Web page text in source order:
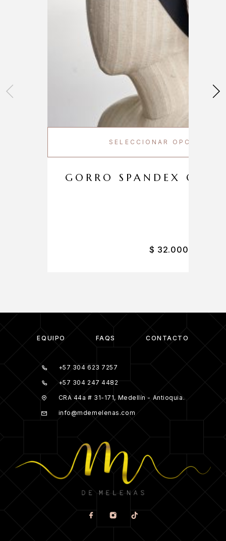
SELECCIONAR OPCIONES
GORRO SPANDEX OH
$ 32.000
EQUIPO FAQS CONTACTO
+57 304 623 7257
+57 304 247 4482
CRA 44a # 31-171, Medellín - Antioquia.
info@mdemelenas.com